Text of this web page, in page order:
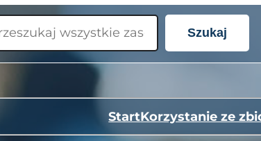
Szukaj
StartKorzystanie ze